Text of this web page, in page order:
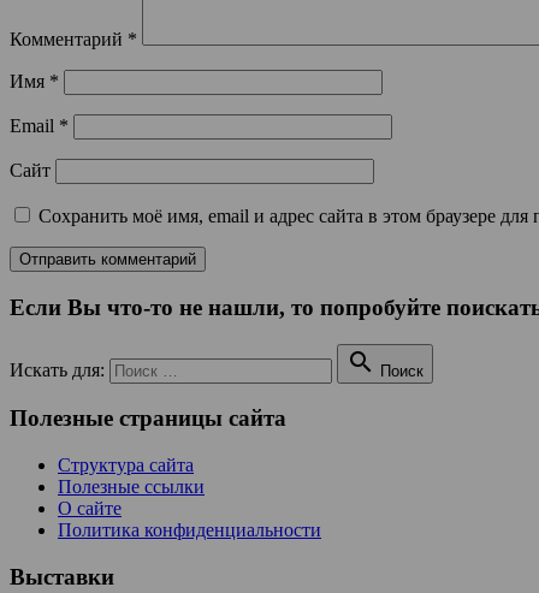
Комментарий *
Имя *
Email *
Сайт
Сохранить моё имя, email и адрес сайта в этом браузере
Если Вы что-то не нашли, то попробуйте
Искать для:  Поиск
Полезные страницы сайта
Структура сайта
Полезные ссылки
О сайте
Политика конфиденциальности
Выставки